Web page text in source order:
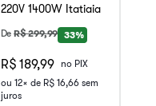
220V 1400W Itatiaia
DeR$299,99 33%
R$ 189,99
no PIX
ou 12x de R$ 16,66 sem
juros